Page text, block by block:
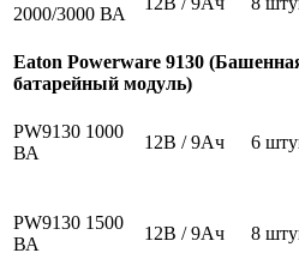
2000/3000 ВА
Eaton Powerware 9130
батарейный модуль)
PW9130 1000
ВА
12В / 9Ач 6
PW9130 1500
ВА
12В / 9Ач 8